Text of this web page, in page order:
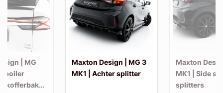
| MG
(kofferbak
Maxton Design | MG 3
MK1 | Achter splitter
Maxton
MK1 | Side
splitters